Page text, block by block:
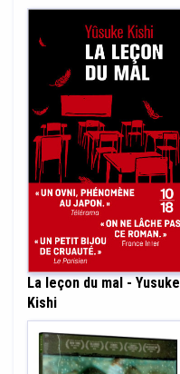
La leçon du mal - Yusuke
Kishi